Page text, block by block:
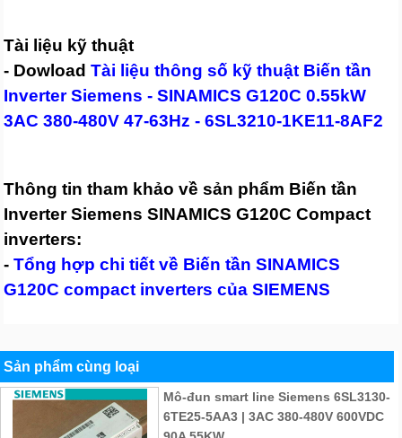
Tài liệu kỹ thuật
- DowloadTài liệu thông số kỹ thuật Biến tần
Inverter Siemens - SINAMICS G120C 0.55kW
3AC 380-480V 47-63Hz - 6SL3210-1KE11-8AF2
Thông tin tham khảo về sản phẩm Biến tần
Inverter Siemens SINAMICS G120C Compact
inverters:
-Tổng hợp chi tiết về Biến tần SINAMICS
G120C compact inverters của SIEMENS
Sản phẩm cùng loại
Mô-đun smart line Siemens 6SL3130-
6TE25-5AA3 | 3AC 380-480V 600VDC